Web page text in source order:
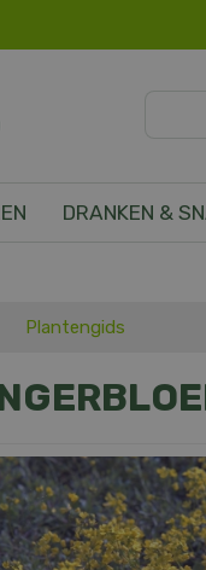
DRANKEN &
Plantengids